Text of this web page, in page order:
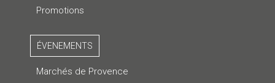
Promotions
ÉVENEMENTS
Marchés de Provence